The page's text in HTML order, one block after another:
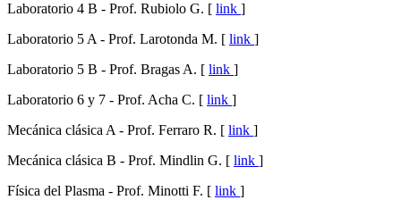
Laboratorio 4 B - Prof. Rubiolo G. [ link ]
Laboratorio 5 A - Prof. Larotonda M. [ link ]
Laboratorio 5 B - Prof. Bragas A. [ link ]
Laboratorio 6 y 7 - Prof. Acha C. [ link ]
Mecánica clásica A - Prof. Ferraro R. [ link ]
Mecánica clásica B - Prof. Mindlin G. [ link ]
Física del Plasma - Prof. Minotti F. [ link ]